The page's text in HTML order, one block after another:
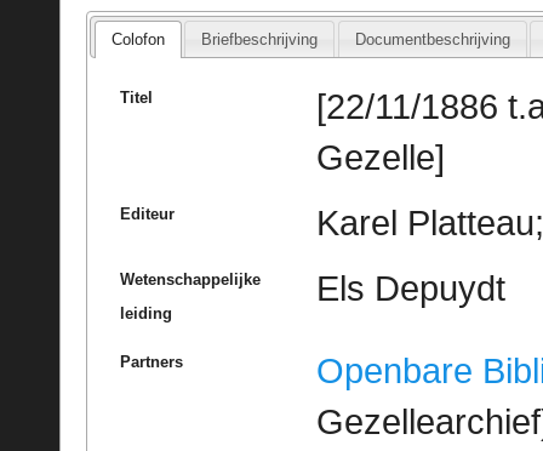
Colofon Briefbeschrijving Documentbeschrijving
Titel
[22/11/1886
Gezelle]
Editeur Karel
Wetenschappelijke
leiding
Els Depuydt
Partners
Openbare